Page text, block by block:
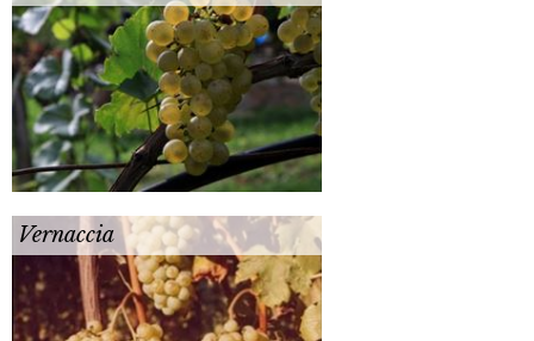
Vernaccia